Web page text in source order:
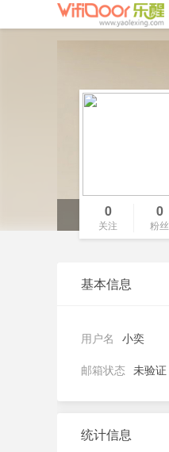
0
关注
0
粉丝
基本信息
用户名 小奕
邮箱状态 未验证
统计信息